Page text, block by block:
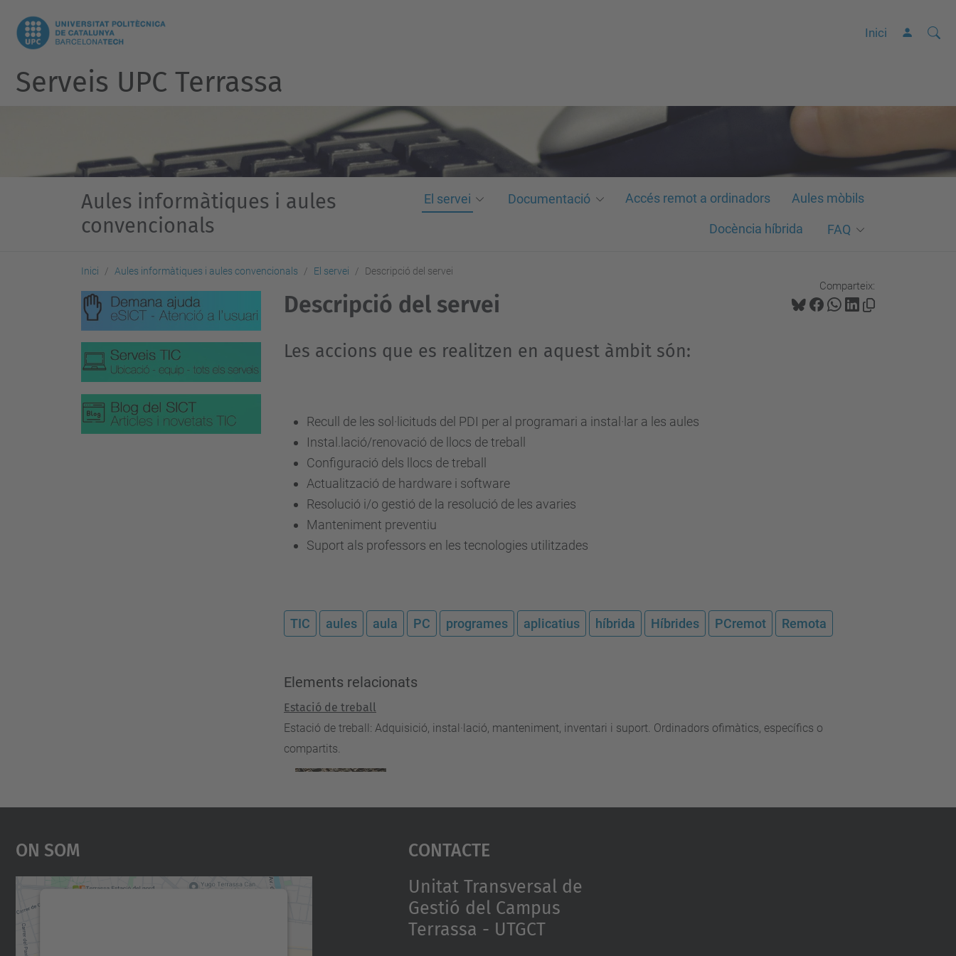
Inici Cerca
C
v
a
Serveis UPC Terrassa
Aules informàtiques i aules
convencionals
El servei Documentació Accés remot a ordinadors Aules mòbils
Docència híbrida FAQ
Inici Aules informàtiques i aules convencionals El servei Descripció del servei
Comparteix:
Descripció del servei
Les accions que es realitzen en aquest àmbit són:
Recull de les sol·licituds del PDI per al programari a instal·lar a les aules
Instal.lació/renovació de llocs de treball
Configuració dels llocs de treball
Actualització de hardware i software
Resolució i/o gestió de la resolució de les avaries
Manteniment preventiu
Suport als professors en les tecnologies utilitzades
TIC aules aula PC programes aplicatius híbrida Híbrides PCremot Remota
Elements relacionats
Estació de treball
Estació de treball: Adquisició, instal·lació, manteniment, inventari i suport. Ordinadors ofimàtics, específics o
compartits.
On Som Contacte
Unitat Transversal de
Gestió del Campus
Terrassa - UTGCT